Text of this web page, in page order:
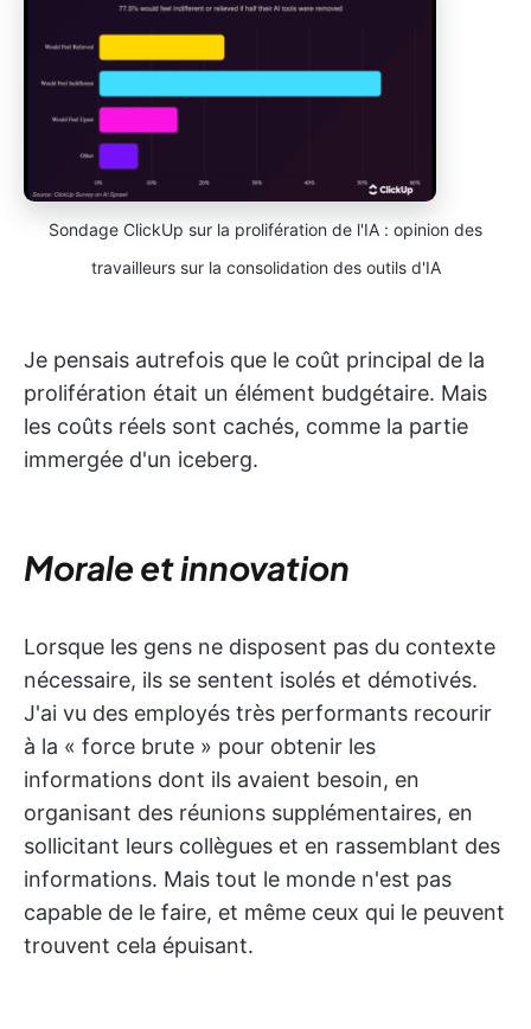
Sondage ClickUp sur la prolifération de l'IA : opinion des
travailleurs sur la consolidation des outils d'IA
Je pensais autrefois que le coût principal de la
prolifération était un élément budgétaire. Mais
les coûts réels sont cachés, comme la partie
immergée d'un iceberg.
Morale et innovation
Lorsque les gens ne disposent pas du contexte
nécessaire, ils se sentent isolés et démotivés.
J'ai vu des employés très performants recourir
à la « force brute » pour obtenir les
informations dont ils avaient besoin, en
organisant des réunions supplémentaires, en
sollicitant leurs collègues et en rassemblant des
informations. Mais tout le monde n'est pas
capable de le faire, et même ceux qui le peuvent
trouvent cela épuisant.